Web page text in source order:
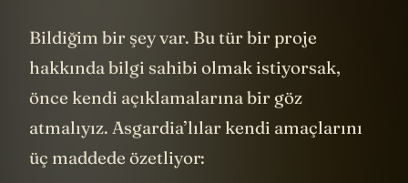
Bildiğim bir şey var. Bu tür bir proje
hakkında bilgi sahibi olmak istiyorsak,
önce kendi açıklamalarına bir göz
atmalıyız. Asgardia’lılar kendi amaçlarını
üç maddede özetliyor: